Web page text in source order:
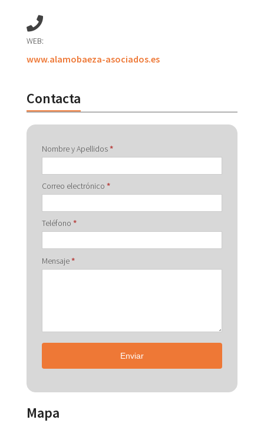
WEB:
www.alamobaeza-asociados.es
Contacta
Contactar
con
Nombre y Apellidos*
Correo electrónico *
Teléfono *
Mensaje*
Enviar
Mapa